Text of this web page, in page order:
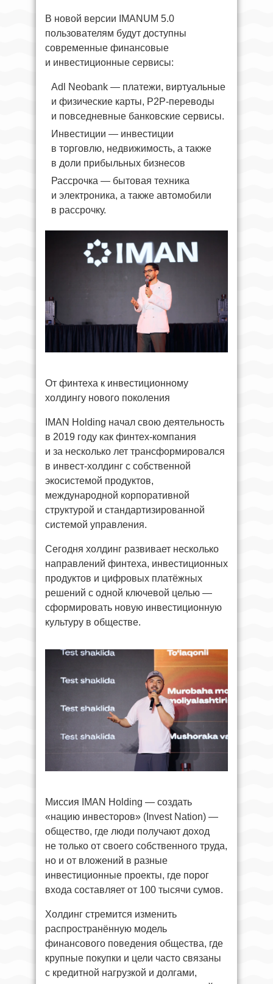
В новой версии IMANUM 5.0
пользователям будут доступны
современные финансовые
и инвестиционные сервисы:
Adl Neobank — платежи, виртуальные
и физические карты, P2P-переводы
и повседневные банковские сервисы.
Инвестиции — инвестиции
в торговлю, недвижимость, а также
в доли прибыльных бизнесов
Рассрочка — бытовая техника
и электроника, а также автомобили
в рассрочку.
От финтеха к инвестиционному
холдингу нового поколения
IMAN Holding начал свою деятельность
в 2019 году как финтех-компания
и за несколько лет трансформировался
в инвест-холдинг с собственной
экосистемой продуктов,
международной корпоративной
структурой и стандартизированной
системой управления.
Сегодня холдинг развивает несколько
направлений финтеха, инвестиционных
продуктов и цифровых платёжных
решений с одной ключевой целью —
сформировать новую инвестиционную
культуру в обществе.
Миссия IMAN Holding — создать
«нацию инвесторов» (Invest Nation) —
общество, где люди получают доход
не только от своего собственного труда,
но и от вложений в разные
инвестиционные проекты, где порог
входа составляет от 100 тысячи сумов.
Холдинг стремится изменить
распространённую модель
финансового поведения общества, где
крупные покупки и цели часто связаны
с кредитной нагрузкой и долгами,